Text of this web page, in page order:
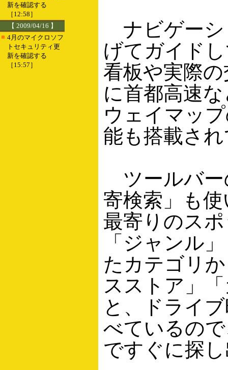
新を確認する
［12:58］
【 2009/04/16 】
■ 4月のマイクロソフ
トセキュリティ更
新を確認する
［15:57］
ナビゲーシ
げてガイド
看板や実際
に首都高速
ウェイマッ
能も搭載さ
ツールバー
寄検索」も
最寄りのス
「ジャンル
たカテゴリ
スストア」
と、ドライ
べているの
ですぐに探